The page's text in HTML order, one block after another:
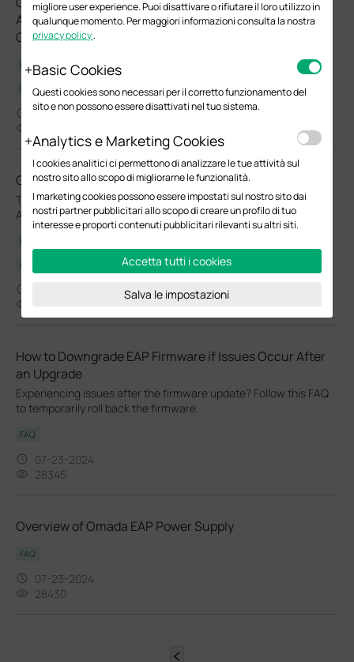
Administrator, Administrator e Viewer in Omada
Controller?
FAQ
Controller
07-23-2024
Come utilizzare lo strumento Ping nell'APP Omada
This guide provides instructions for using the Tool Kits in Omada
APP.
FAQ
App
How to Downgrade EAP Firmware if Issues Occur After
an Upgrade
Experiencing issues after the firmware update? Follow this FAQ
to temporarily roll back the firmware.
FAQ
07-23-2024
28345
Overview of Omada EAP Power Supply
FAQ
07-23-2024
28430
migliore user experience. Puoi disattivare o rifiutare il loro utilizzo in
qualunque momento. Per maggiori informazioni consulta la nostra
privacy policy.
Basic Cookies
Questi cookies sono necessari per il corretto funzionamento del
sito e non possono essere disattivati nel tuo sistema.
Analytics e Marketing Cookies
I cookies analitici ci permettono di analizzare le tue attività sul
nostro sito allo scopo di migliorarne le funzionalità.
I marketing cookies possono essere impostati sul nostro sito dai
nostri partner pubblicitari allo scopo di creare un profilo di tuo
interesse e proporti contenuti pubblicitari rilevanti su altri siti.
Accetta tutti i cookies
Salva le impostazioni